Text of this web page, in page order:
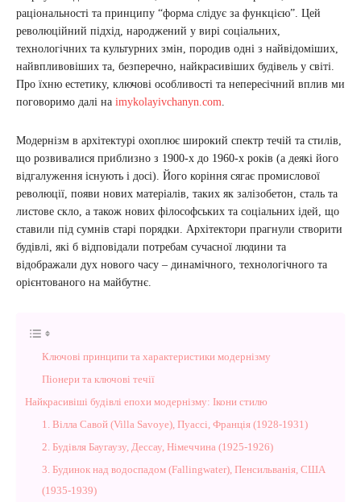
раціональності та принципу “форма слідує за функцією”. Цей
революційний підхід, народжений у вирі соціальних,
технологічних та культурних змін, породив одні з найвідоміших,
найвпливовіших та, безперечно, найкрасивіших будівель у світі.
Про їхню естетику, ключові особливості та непересічний вплив ми
поговоримо далі на imykolayivchanyn.com
Модернізм в архітектурі охоплює широкий спектр течій та стилів,
що розвивалися приблизно з 1900-х до 1960-х років (а деякі його
відгалуження існують і досі). Його коріння сягає промислової
революції, появи нових матеріалів, таких як залізобетон, сталь та
листове скло, а також нових філософських та соціальних ідей, що
ставили під сумнів старі порядки. Архітектори прагнули створити
будівлі, які б відповідали потребам сучасної людини та
відображали дух нового часу – динамічного, технологічного та
орієнтованого на майбутнє.
Ключові принципи та характеристики модернізму
Піонери та ключові течії
Найкрасивіші будівлі епохи модернізму: Ікони стилю
1. Вілла Савой (Villa Savoye), Пуассі, Франція (1928-1931)
2. Будівля Баугаузу, Дессау, Німеччина (1925-1926)
3. Будинок над водоспадом (Fallingwater), Пенсильванія, США
(1935-1939)